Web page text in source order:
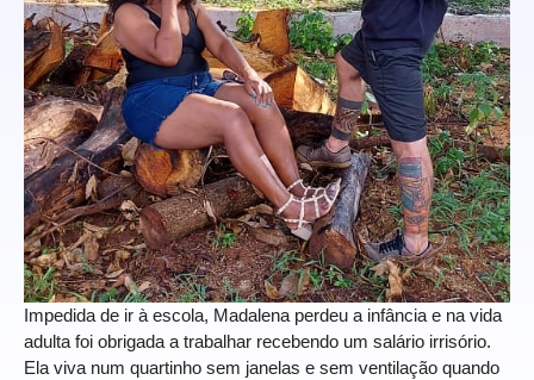
Impedida de ir à escola, Madalena perdeu a infância e na vida
adulta foi obrigada a trabalhar recebendo um salário irrisório.
Ela viva num quartinho sem janelas e sem ventilação quando